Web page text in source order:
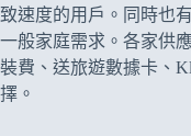
致速度的用戶。同時也
一般家庭需求。各家供
裝費、送旅遊數據卡、
擇。